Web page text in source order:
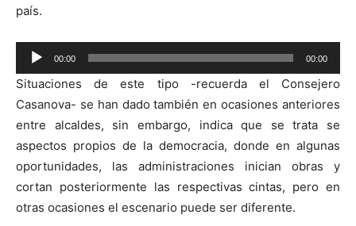
país.
Reproductor
de
audio
00:00 00:00
Situaciones de este tipo -recuerda el Consejero
Casanova- se han dado también en ocasiones anteriores
entre alcaldes, sin embargo, indica que se trata se
aspectos propios de la democracia, donde en algunas
oportunidades, las administraciones inician obras y
cortan posteriormente las respectivas cintas, pero en
otras ocasiones el escenario puede ser diferente.